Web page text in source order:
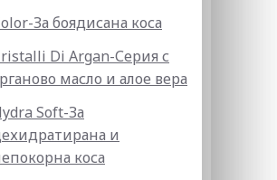
За боядисана коса
Di Argan-Серия с
масло и алое вера
Soft-За
и
коса